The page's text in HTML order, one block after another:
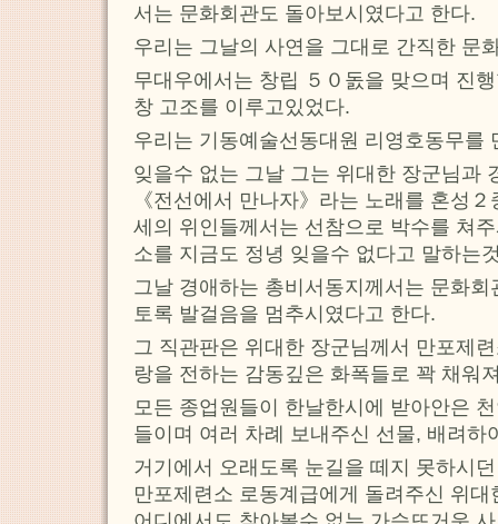
서는 문화회관도 돌아보시였다고 한다.
우리는 그날의 사연을 그대로 간직한 문
무대우에서는 창립 ５０돐을 맞으며 진
창 고조를 이루고있었다.
우리는 기동예술선동대원 리영호동무를
잊을수 없는 그날 그는 위대한 장군님과
《전선에서 만나자》라는 노래를 혼성
세의 위인들께서는 선참으로 박수를 쳐
소를 지금도 정녕 잊을수 없다고 말하는
그날 경애하는 총비서동지께서는 문화
토록 발걸음을 멈추시였다고 한다.
그 직관판은 위대한 장군님께서 만포제
랑을 전하는 감동깊은 화폭들로 꽉 채워
모든 종업원들이 한날한시에 받아안은
들이며 여러 차례 보내주신 선물, 배려
거기에서 오래도록 눈길을 떼지 못하시
만포제련소 로동계급에게 돌려주신 위